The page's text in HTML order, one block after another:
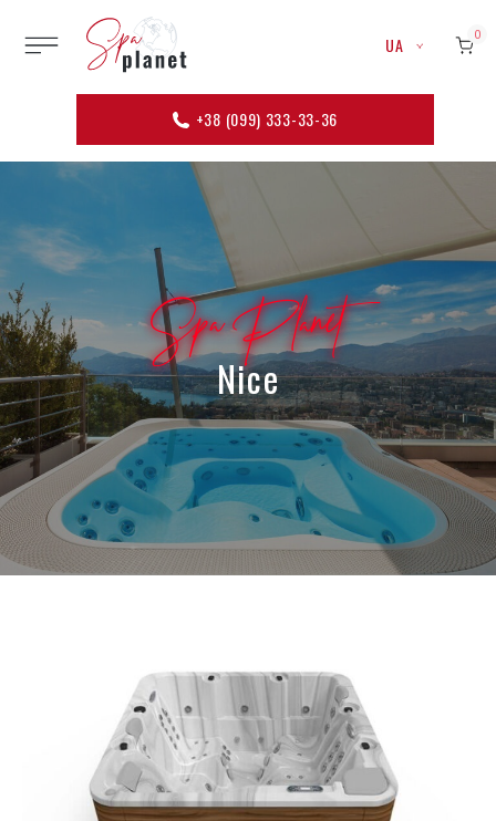
+38 (099) 333-33-36
UA 0
Spa Planet
Nice